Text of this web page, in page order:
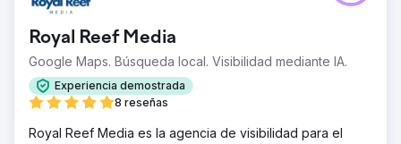
Royal Reef Media
Google Maps. Búsqueda local. Visibilidad mediante IA.
Experiencia demostrada
8 reseñas
Royal Reef Media es la agencia de visibilidad para el